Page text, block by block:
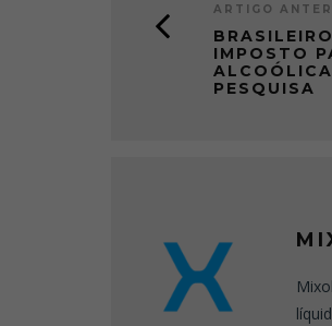
ARTIGO
IMPOSTO
PESQUISA